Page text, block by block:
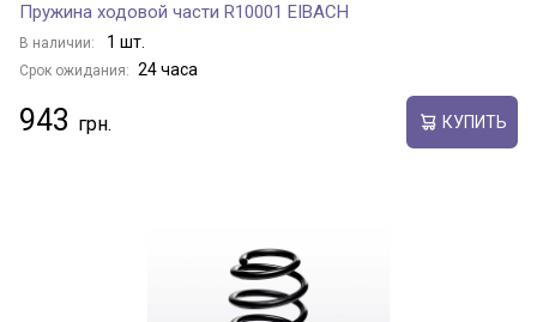
Пружина ходовой части R10001 EIBACH
В наличии: 1 шт.
Срок ожидания: 24 часа
943 КУПИТЬ